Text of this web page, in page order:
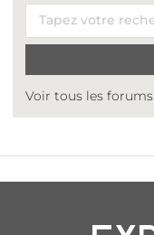
Voir tous les forums